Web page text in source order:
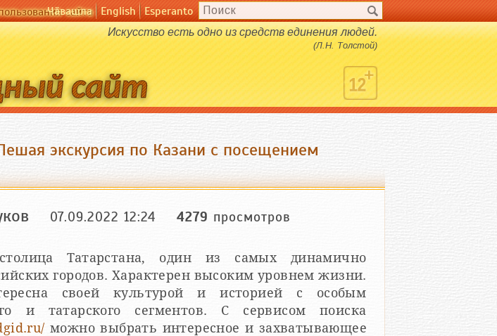
сайта
Чӑвашла English Esperanto
Искусство есть одно из средств единения людей.
(Л.Н. Толстой)
экскурсия по Казани с посещением
07.09.2022 12:24 4279 просмотров
Татарстана, один из самых динамично
городов. Характерен высоким уровнем жизни.
своей культурой и историей с особым
и татарского сегментов. С сервисом поиска
можно выбрать интересное и захватывающее